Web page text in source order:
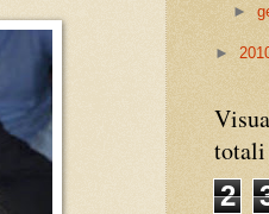
►
►
totali
2